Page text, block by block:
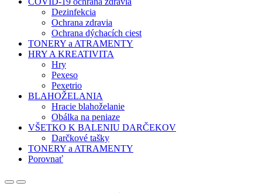
Dezinfekcia
Ochrana zdravia
Ochrana dýchacích ciest
TONERY a ATRAMENTY
HRY A KREATIVITA
Hry
Pexeso
Pexetrio
BLAHOŽELANIA
Hracie blahoželanie
Obálka na peniaze
VŠETKO K BALENIU DARČEKOV
Darčkové tašky
TONERY a ATRAMENTY
Porovnať
OpenClose